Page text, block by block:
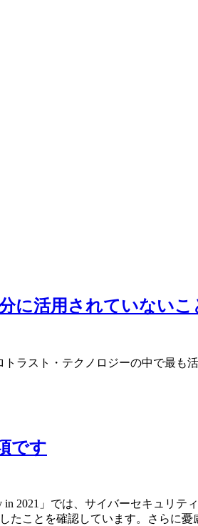
に活用されていないこ
ラスト・テクノロジーの中で最も
です
in 2021」では、サイバーセキュリ
たことを確認しています。さらに